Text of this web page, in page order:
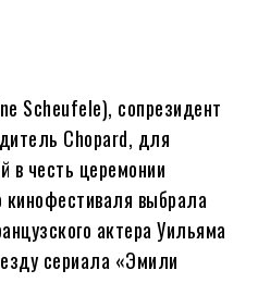
Scheufele), сопрезидент
Chopard, для
в честь церемонии
кинофестиваля выбрала
актера Уильяма
сериала «Эмили